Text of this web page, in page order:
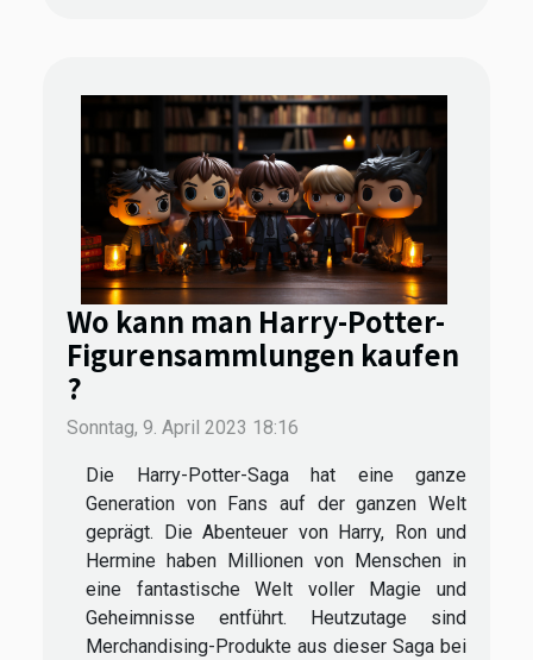
Wo kann man Harry-Potter-
Figurensammlungen kaufen
?
Sonntag, 9. April 2023 18:16
Die Harry-Potter-Saga hat eine ganze
Generation von Fans auf der ganzen Welt
geprägt. Die Abenteuer von Harry, Ron und
Hermine haben Millionen von Menschen in
eine fantastische Welt voller Magie und
Geheimnisse entführt. Heutzutage sind
Merchandising-Produkte aus dieser Saga bei